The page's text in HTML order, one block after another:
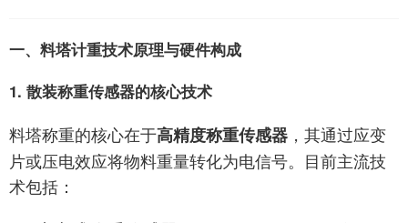
一、料塔计重技术原理与硬件构成
1. 散装称重传感器的核心技术
料塔称重的核心在于高精度称重传感器 ，其通过应变
片或压电效应将物料重量转化为电信号。目前主流技
术包括：